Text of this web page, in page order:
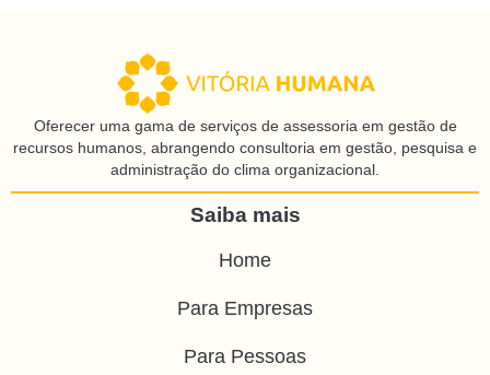
Oferecer uma gama de serviços de assessoria em gestão de
recursos humanos, abrangendo consultoria em gestão, pesquisa e
administração do clima organizacional.
Saiba mais
Home
Para Empresas
Para Pessoas